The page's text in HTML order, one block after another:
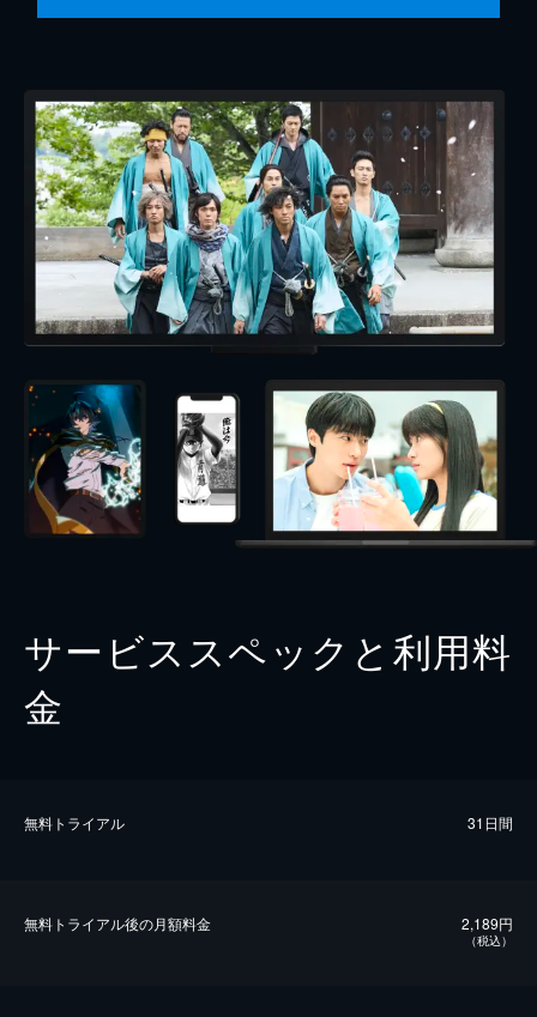
サービススペックと利用料
金
無料トライアル 31日間
無料トライアル後の⽉額料金 2,189円
（税込）